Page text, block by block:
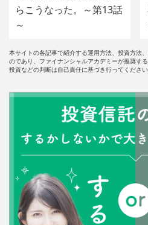
らこうなった。～第13話
～
本サイトの各記事で紹介する運用方法、投資方法
のであり、ファイナンシャルアカデミーが推奨す
投資などの判断は自己責任に基づき行ってください